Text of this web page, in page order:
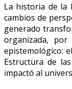
La historia de la
cambios de
generado
organizada,
epistemológico:
Estructura de
impactó al